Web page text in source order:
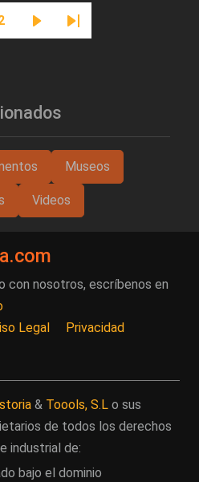
actual
PáginaSiguiente página
Última página
Museos
Videos
con nosotros, escríbenos en
Legal Privacidad
& Toools, S.L o sus
de todos los derechos
industrial de:
bajo el dominio